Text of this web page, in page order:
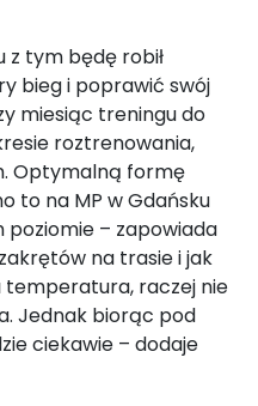
z tym będę robił
bieg i poprawić swój
miesiąc treningu do
roztrenowania,
Optymalną formę
to na MP w Gdańsku
poziomie – zapowiada
na trasie i jak
temperatura, raczej nie
Jednak biorąc pod
ciekawie – dodaje